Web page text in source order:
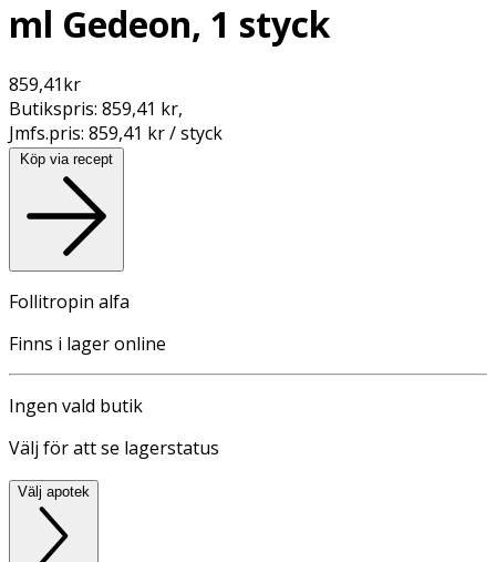
ml Gedeon, 1 styck
859,41kr
Butikspris: 859,41 kr,
Jmfs.pris: 859,41 kr / styck
Köp via recept
Follitropin alfa
Finns i lager online
Ingen vald butik
Välj för att se lagerstatus
Välj apotek